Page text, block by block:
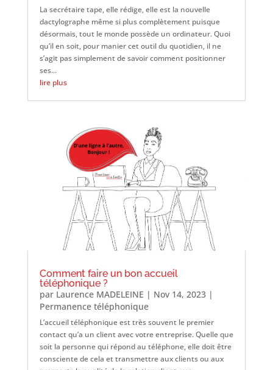
La secrétaire tape, elle rédige, elle est la nouvelle
dactylographe même si plus complètement puisque
désormais, tout le monde possède un ordinateur. Quoi
qu’il en soit, pour manier cet outil du quotidien, il ne
s’agit pas simplement de savoir comment positionner
ses...
lire plus
Comment faire un bon accueil
téléphonique ?
par Laurence MADELEINE | Nov 14, 2023|
Permanence téléphonique
L’accueil téléphonique est très souvent le premier
contact qu’a un client avec votre entreprise. Quelle que
soit la personne qui répond au téléphone, elle doit être
consciente de cela et transmettre aux clients ou aux